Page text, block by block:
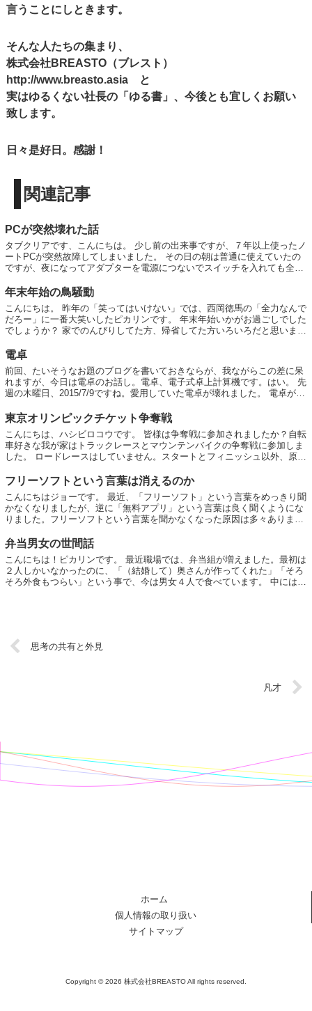
言うことにしときます。
そんな人たちの集まり、
株式会社BREASTO（ブレスト）
http://www.breasto.asia と
実はゆるくない社長の「ゆる書」、今後とも宜しくお願い
致します。
日々是好日。感謝！
関連記事
PCが突然壊れた話
タブクリアです、こんにちは。 少し前の出来事ですが、７年以上使ったノ
ートPCが突然故障してしまいました。 その日の朝は普通に使えていたの
ですが、夜になってアダプターを電源につないでスイッチを入れても全く
年末年始の鳥騒動
こんにちは。 昨年の「笑ってはいけない」では、西岡徳馬の「全力なんで
だろー」に一番大笑いしたピカリンです。 年末年始いかがお過ごしでした
でしょうか？ 家でのんびりしてた方、帰省してた方いろいろだと思いま
電卓
前回、たいそうなお題のブログを書いておきならが、我ながらこの差に呆
れますが、今日は電卓のお話し。電卓、電子式卓上計算機です。はい。 先
週の木曜日、2015/7/9ですね。愛用していた電卓が壊れました。 電卓が壊
東京オリンピックチケット争奪戦
こんにちは、ハシビロコウです。 皆様は争奪戦に参加されましたか？自転
車好きな我が家はトラックレースとマウンテンバイクの争奪戦に参加しま
した。 ロードレースはしていません。スタートとフィニッシュ以外、原則
フリーソフトという言葉は消えるのか
こんにちはジョーです。 最近、「フリーソフト」という言葉をめっきり聞
かなくなりましたが、逆に「無料アプリ」という言葉は良く聞くようにな
りました。フリーソフトという言葉を聞かなくなった原因は多々あります
弁当男女の世間話
こんにちは！ピカリンです。 最近職場では、弁当組が増えました。最初は
２人しかいなかったのに、「（結婚して）奥さんが作ってくれた」「そろ
そろ外食もつらい」という事で、今は男女４人で食べています。 中には弁
思考の共有と外見
凡才
ホーム
個人情報の取り扱い
サイトマップ
Copyright © 2026 株式会社BREASTO All rights reserved.